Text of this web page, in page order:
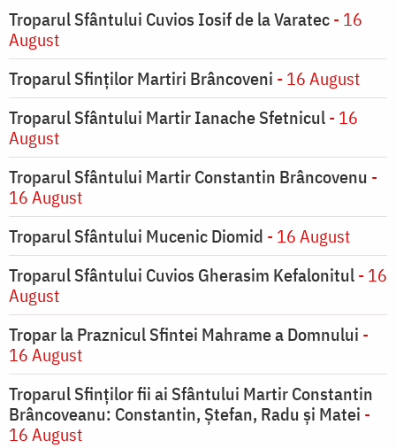
Troparul Sfântului Cuvios Iosif de la Varatec- 16
August
Troparul Sfinților Martiri Brâncoveni - 16 August
Troparul Sfântului Martir Ianache Sfetnicul- 16
August
Troparul Sfântului Martir Constantin Brâncovenu -
16 August
Troparul Sfântului Mucenic Diomid - 16 August
Troparul Sfântului Cuvios Gherasim Kefalonitul- 16
August
Tropar la Praznicul Sfintei Mahrame a Domnului -
16 August
Troparul Sfinților fii ai Sfântului Martir Constantin
Brâncoveanu: Constantin, Ștefan, Radu și Matei -
16 August